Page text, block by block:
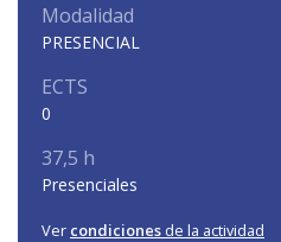
Modalidad
PRESENCIAL
ECTS
0
37,5 h
Presenciales
Ver condiciones de la actividad